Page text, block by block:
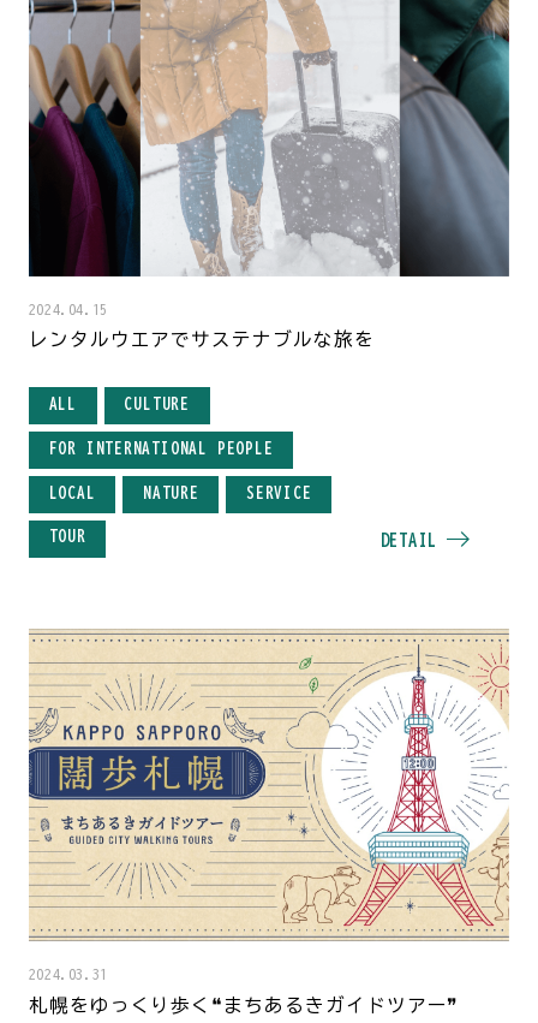
2024.04.15
レンタルウエアでサステナブルな旅を
ALL CULTURE
FOR INTERNATIONAL PEOPLE
LOCAL NATURE SERVICE
TOUR DETAIL
2024.03.31
札幌をゆっくり歩く❝まちあるきガイドツアー❞